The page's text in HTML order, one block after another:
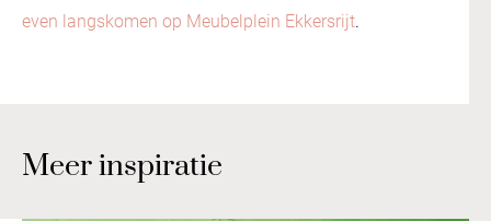
even langskomen op Meubelplein Ekkersrijt.
Meer inspiratie